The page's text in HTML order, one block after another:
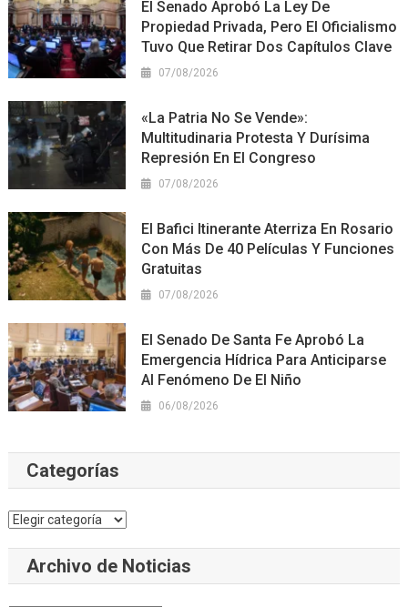
El Senado Aprobó La Ley De
Propiedad Privada, Pero El Oficialismo
Tuvo Que Retirar Dos Capítulos Clave
07/08/2026
«La Patria No Se Vende»:
Multitudinaria Protesta Y Durísima
Represión En El Congreso
07/08/2026
El Bafici Itinerante Aterriza En Rosario
Con Más De 40 Películas Y Funciones
Gratuitas
07/08/2026
El Senado De Santa Fe Aprobó La
Emergencia Hídrica Para Anticiparse
Al Fenómeno De El Niño
06/08/2026
Categorías
Categorías
Archivo de Noticias